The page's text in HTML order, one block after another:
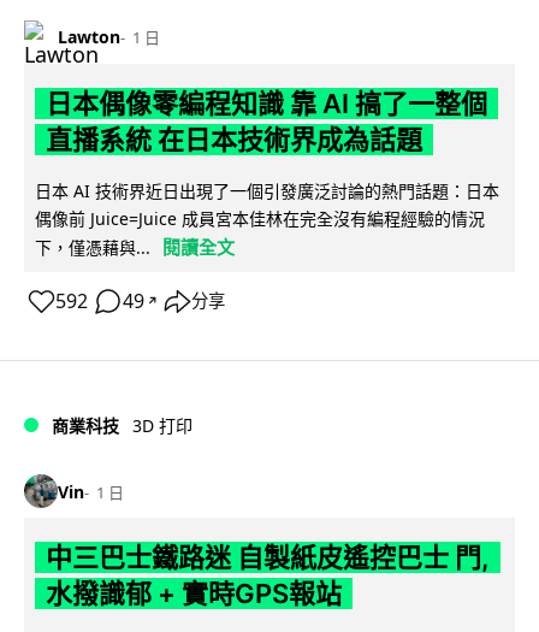
Lawton 1 日
日本偶像零編程知識 靠 AI 搞了一整個
直播系統 在日本技術界成為話題
日本 AI 技術界近日出現了一個引發廣泛討論的熱門話題：日本
偶像前 Juice=Juice 成員宮本佳林在完全沒有編程經驗的情況
下，僅憑藉與...
閱讀全文
592 49 ↗ 分享
商業科技 3D 打印
Vin 1 日
中三巴士鐵路迷 自製紙皮遙控巴士 門,
水撥識郁 + 實時GPS報站